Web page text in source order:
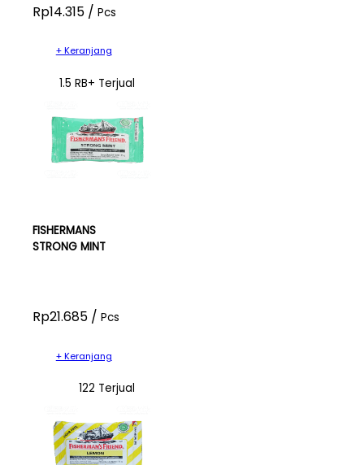
Rp14.315 / Pcs
+ Keranjang
1.5 RB+ Terjual
FISHERMANS
STRONG MINT
Rp21.685 / Pcs
+ Keranjang
122 Terjual